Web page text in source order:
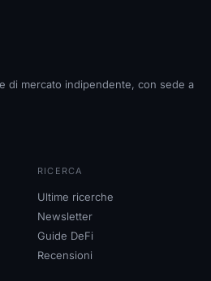
di mercato indipendente, con sede a
RICERCA
Ultime ricerche
Newsletter
Guide DeFi
Recensioni